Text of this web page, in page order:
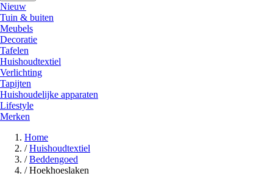
Nieuw
Tuin & buiten
Meubels
Decoratie
Tafelen
Huishoudtextiel
Verlichting
Tapijten
Huishoudelijke apparaten
Lifestyle
Merken
Home
/ Huishoudtextiel
/ Beddengoed
/ Hoekhoeslaken